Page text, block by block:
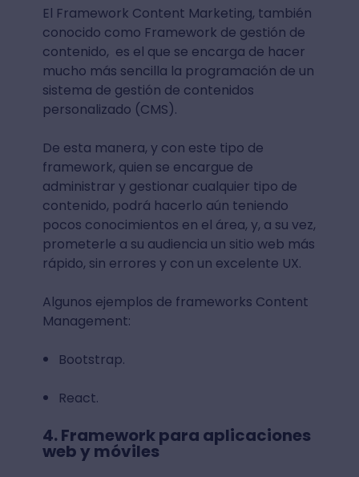
El Framework Content Marketing, también
conocido como Framework de gestión de
contenido, es el que se encarga de hacer
mucho más sencilla la programación de un
sistema de gestión de contenidos
personalizado (CMS).
De esta manera, y con este tipo de
framework, quien se encargue de
administrar y gestionar cualquier tipo de
contenido, podrá hacerlo aún teniendo
pocos conocimientos en el área, y, a su vez,
prometerle a su audiencia un sitio web más
rápido, sin errores y con un excelente UX.
Algunos ejemplos de frameworks Content
Management:
Bootstrap.
React.
4. Framework para aplicaciones
web y móviles